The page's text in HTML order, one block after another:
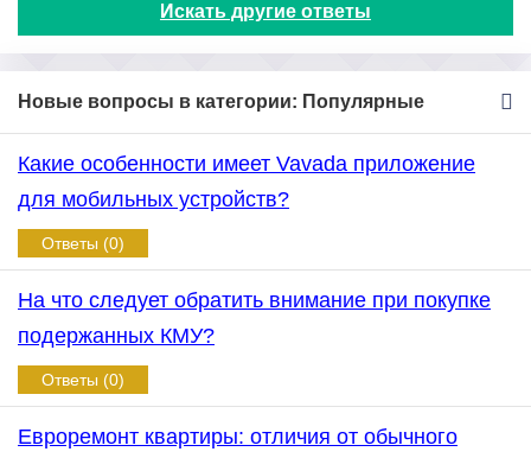
Искать другие ответы
Новые вопросы в категории: Популярные
Какие особенности имеет Vavada приложение
для мобильных устройств?
Ответы (0)
На что следует обратить внимание при покупке
подержанных КМУ?
Ответы (0)
Евроремонт квартиры: отличия от обычного